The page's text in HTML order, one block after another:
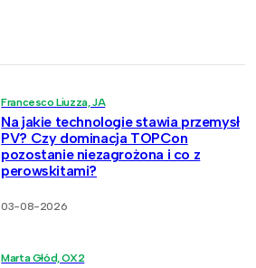
Francesco Liuzza, JA
Na jakie technologie stawia przemysł
PV? Czy dominacja TOPCon
pozostanie niezagrożona i co z
perowskitami?
03-08-2026
Marta Głód, OX2